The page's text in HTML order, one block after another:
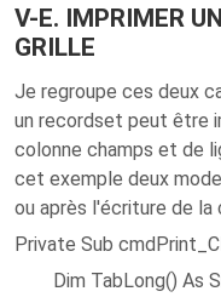
V-E. IMPRIMER
GRILLE
Je regroupe ces deux
un recordset peut être
colonne champs et de
cet exemple deux
ou après l'écriture de la
Private Sub
Dim TabLong() As